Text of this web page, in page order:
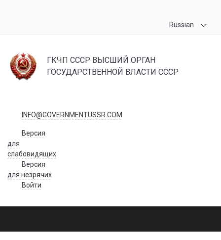
Russian
ГКЧП СССР ВЫСШИЙ ОРГАН
ГОСУДАРСТВЕННОЙ ВЛАСТИ СССР
INFO@GOVERNMENTUSSR.COM
Версия
для
слабовидящих
Версия
для незрячих
Войти